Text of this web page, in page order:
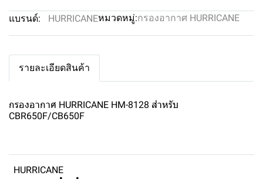
แบรนด์: HURRICANEหมวดหมู่:กรองอากาศ HURRICANE
รายละเอียดสินค้า
กรองอากาศ HURRICANE HM-8128 สำหรับ
CBR650F/CB650F
HURRICANE